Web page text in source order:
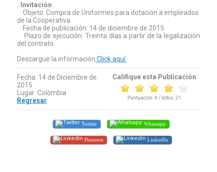
. Invitación
Objeto: Compra de Uniformes para dotación a empleados
de la Cooperativa.
Fecha de publicación: 14 de diciembre de 2015
Plazo de ejecución: Treinta días a partir de la legalización
del contrato.
Descargue la información Click aquí
Fecha: 14 de Diciembre de
2015
Lugar: Colombia
Regresar
Califique esta Publicación
Puntuación:4 / Votos:21
Twitter Whatsapp
Pinterest LinkedIn